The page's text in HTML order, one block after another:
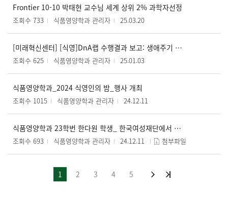
Frontier 10-10 박태현 교수님 세계 상위 2% 과학자선정
조회수 733 식품영양학과 관리자 25.03.20
[미래혁신센터] [식영]DnA랩 수행결과 보고: 생애주기 영양학 보드게임 프로젝트
조회수 625 식품영양학과 관리자 25.01.03
식품영양학과_2024 식영인의 밤_행사 개최
조회수 1015 식품영양학과 관리자 24.12.11
식품영양학과 23학번 한다원 학생_ 한국여성재단에서 개최하는 ‘폐암제로 앰배서더’ 입학식 대표로 임명
조회수 693 식품영양학과 관리자 24.12.11 첨부파일
1 2 3 4 5